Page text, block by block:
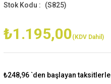
(S825)
₺1.195,00(KDV Dahil)
₺248,96 `den başlayan taksitlerle